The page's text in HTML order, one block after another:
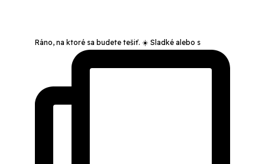
Ráno, na ktoré sa budete tešiť. ☀️ Sladké alebo s